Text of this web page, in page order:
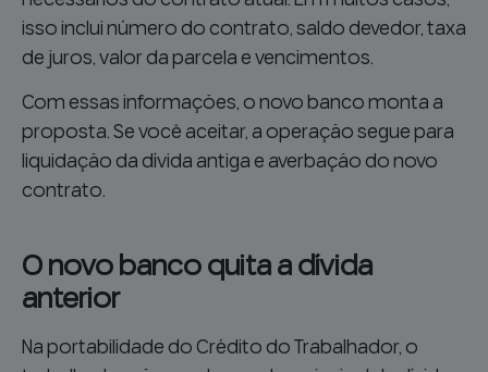
isso inclui número do contrato, saldo devedor, taxa
de juros, valor da parcela e vencimentos.
Com essas informações, o novo banco monta a
proposta. Se você aceitar, a operação segue para
liquidação da dívida antiga e averbação do novo
contrato.
O novo banco quita a dívida
anterior
Na portabilidade do Crédito do Trabalhador, o